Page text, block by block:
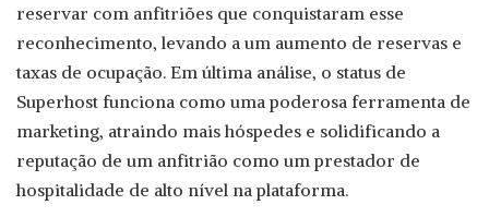
reservar com anfitriões que conquistaram esse
reconhecimento, levando a um aumento de reservas e
taxas de ocupação. Em última análise, o status de
Superhost funciona como uma poderosa ferramenta de
marketing, atraindo mais hóspedes e solidificando a
reputação de um anfitrião como um prestador de
hospitalidade de alto nível na plataforma.